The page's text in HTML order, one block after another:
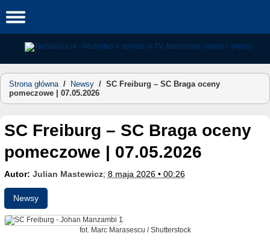
to
Strona główna/ Newsy / SC Freiburg – SC Braga oceny
pomeczowe | 07.05.2026
SC Freiburg – SC Braga oceny
pomeczowe | 07.05.2026
Autor: Julian Mastewicz; 8 maja 2026 • 00:26
Newsy
fot. Marc Marasescu / Shutterstock